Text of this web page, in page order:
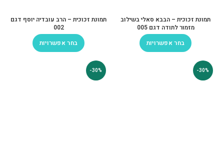
תמונת זכוכית – הבבא סאלי בשילוב
מזמור לתודה דגם 005
בחר אפשרויות
תמונת זכוכית – הרב עובדיה יוסף דגם
002
בחר אפשרויות
-30%
-30%